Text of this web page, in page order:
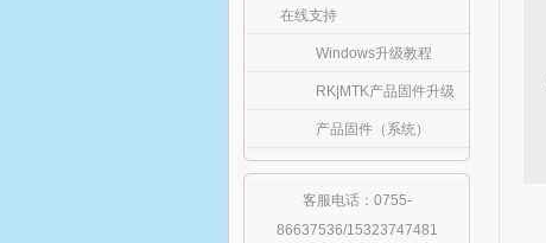
在线支持
Windows升级教程
RK|MTK产品固件升级
产品固件（系统）
客服电话：0755-
86637536/15323747481